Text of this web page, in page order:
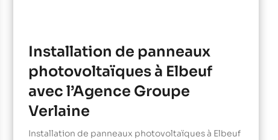
Installation de panneaux
photovoltaïques à Elbeuf
avec l’Agence Groupe
Verlaine
Installation de panneaux photovoltaïques à Elbeuf